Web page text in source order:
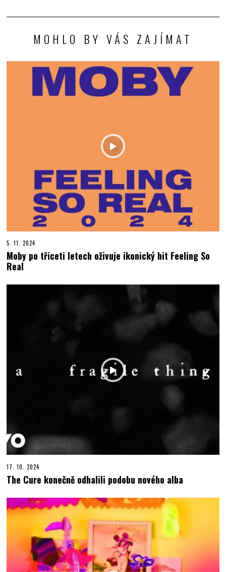
MOHLO BY VÁS ZAJÍMAT
5. 11. 2024
Moby po třiceti letech oživuje ikonický hit Feeling So
Real
17. 10. 2024
The Cure konečně odhalili podobu nového alba